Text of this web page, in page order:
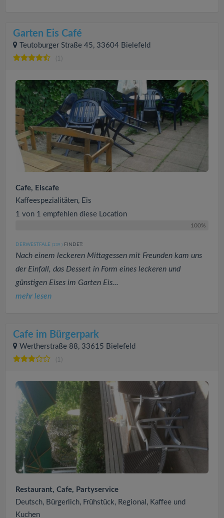
Garten Eis Café
Teutoburger Straße 45, 33604 Bielefeld
(1)
Cafe, Eiscafe
Kaffeespezialitäten, Eis
1 von 1 empfehlen diese Location
100%
DERWESTFALE (139 ) FINDET:
Nach einem leckeren Mittagessen mit Freunden kam uns
der Einfall, das Dessert in Form eines leckeren und
günstigen Eises im Garten Eis...
mehr lesen
Cafe im Bürgerpark
Wertherstraße 88, 33615 Bielefeld
Restaurant, Cafe, Partyservice
Deutsch, Bürgerlich, Frühstück, Regional, Kaffee und
Kuchen